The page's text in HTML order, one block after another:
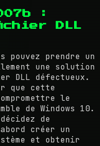
:
DLL
pouvez prendre un
une solution
DLL défectueux.
que cette
le
de Windows 10.
de
créer un
et obtenir